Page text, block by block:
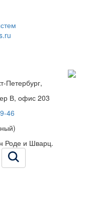
Петербург,
В, офис 203
46
Роде и Шварц.